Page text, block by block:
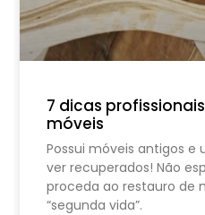
7 dicas
móveis
Possui móveis antigos e
ver recuperados! Não
proceda ao restauro de
“segunda vida”.